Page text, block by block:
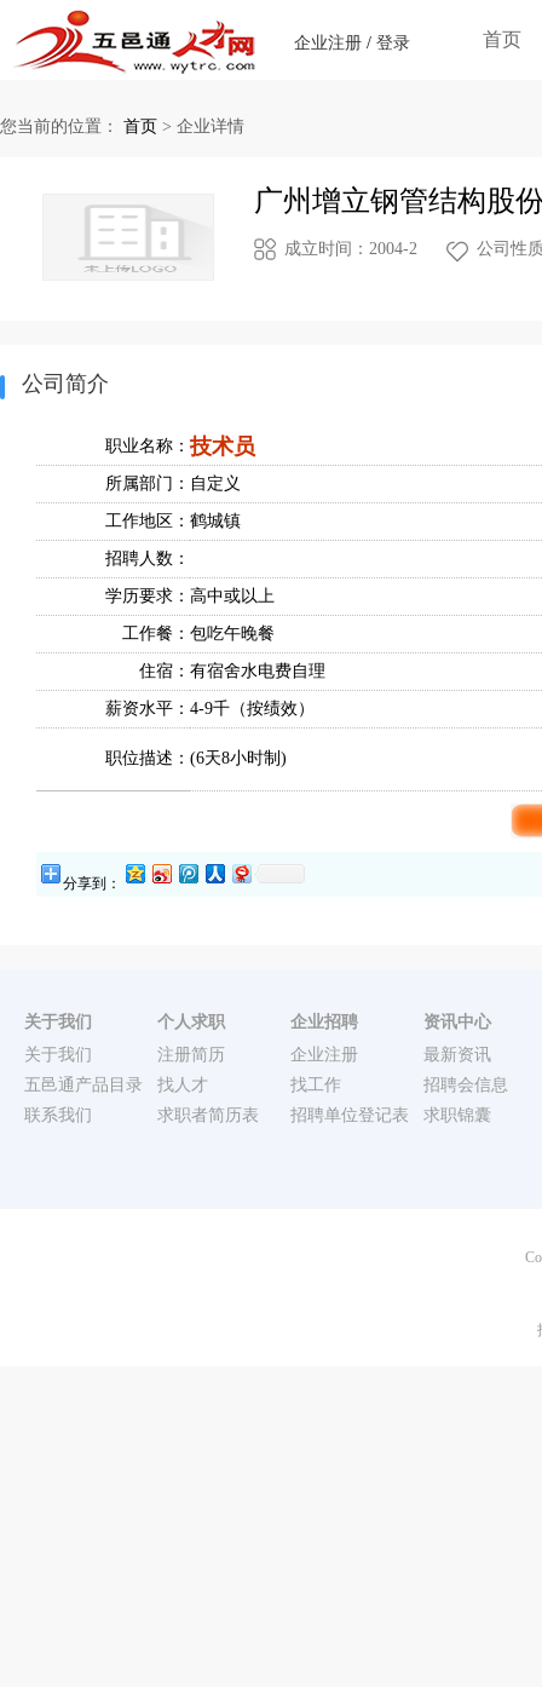
企业注册 / 登录 首页
您当前的位置： 首页 > 企业详情
广州增立钢管结构股
成立时间：2004-2 公司性
公司简介
职业名称：技术员
所属部门： 自定义
工作地区： 鹤城镇
招聘人数：
学历要求： 高中或以上
工作餐： 包吃午晚餐
住宿： 有宿舍水电费自理
薪资水平： 4-9千（按绩效）
职位描述： (6天8小时制)
分享到：
关于我们
关于我们
五邑通产品目录
联系我们
个人求职
注册简历
找人才
求职者简历表
企业招聘
企业注册
找工作
招聘单位登记表
资讯中心
最新资讯
招聘会信息
求职锦囊